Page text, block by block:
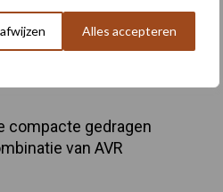
Alles accepteren
aardappelen in
compacte gedragen
van AVR